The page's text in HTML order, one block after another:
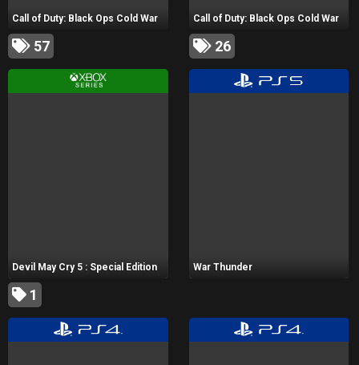
Call of Duty: Black Ops Cold War
57
Call of Duty: Black Ops Cold War
26
Devil May Cry 5 : Special Edition
1
War Thunder